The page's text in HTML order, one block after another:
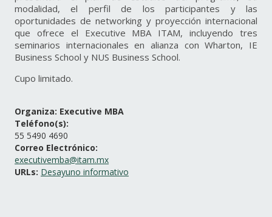
modalidad, el perfil de los participantes y las
oportunidades de networking y proyección internacional
que ofrece el Executive MBA ITAM, incluyendo tres
seminarios internacionales en alianza con Wharton, IE
Business School y NUS Business School.
Cupo limitado.
Organiza: Executive MBA
Teléfono(s):
55 5490 4690
Correo Electrónico:
executivemba@itam.mx
URLs: Desayuno informativo